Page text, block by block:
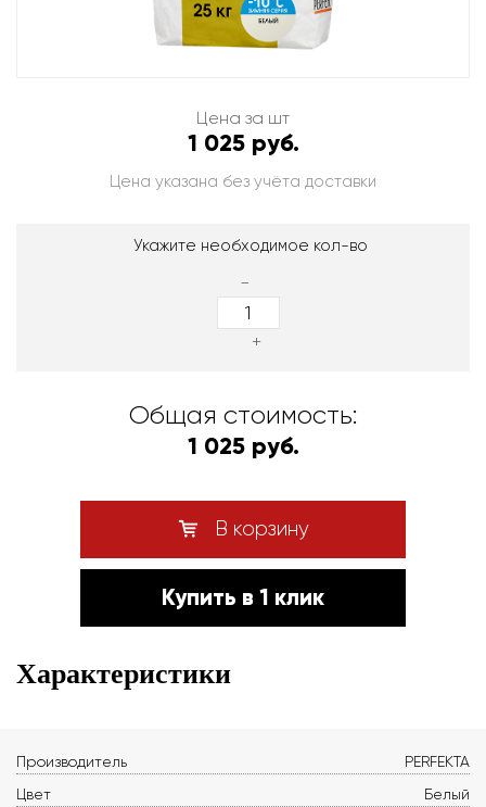
Цена за шт
1 025 руб.
Цена указана без учёта доставки
Укажите необходимое кол-во
-
+
Общая стоимость:
1 025 руб.
В корзину
Купить в 1 клик
Характеристики
Производитель
PERFEKTA
Цвет
Белый